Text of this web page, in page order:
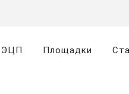
ЭЦП Площадки